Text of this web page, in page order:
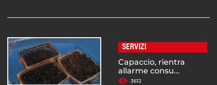
SERVIZI
Capaccio, rientra
allarme consu...
3612